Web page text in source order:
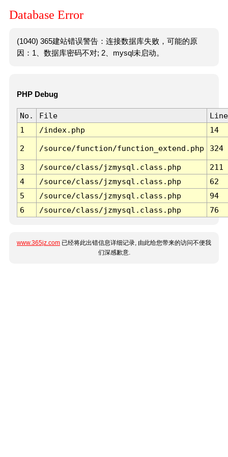
Database Error
(1040) 365建站错误警告：连接数据库失败，可能的原
因：1、数据库密码不对; 2、mysql未启动。
PHP Debug
No. File
Line
1
/index.php 14
2 /source/function/function_extend.php 324
3 /source/class/jzmysql.class.php
211
4
/source/class/jzmysql.class.php
62
5
/source/class/jzmysql.class.php
94
6
/source/class/jzmysql.class.php 76
www.365jz.com 已经将此出错信息详细记录, 由此给您带来的访问不便我
们深感歉意.